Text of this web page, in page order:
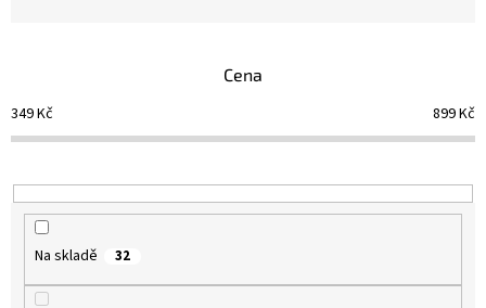
p
r
o
u
Cena
349Kč 899Kč
Na skladě 32